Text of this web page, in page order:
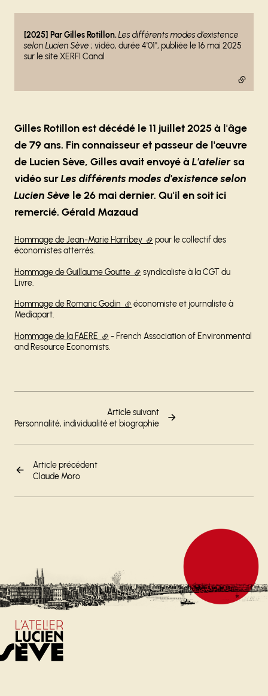
- lien externe
[2025] Par Gilles Rotillon.Les différents modes d'existence
selon Lucien Sève ; vidéo, durée 4'01'', publiée le 16 mai 2025
sur le site XERFI Canal
Gilles Rotillon est décédé le 11 juillet 2025 à l'âge
de 79 ans. Fin connaisseur et passeur de l'œuvre
de Lucien Sève, Gilles avait envoyé àL'ateliersa
vidéo surLes différents modes d'existence selon
Lucien Sève le 26 mai dernier. Qu'il en soit ici
remercié. Gérald Mazaud
Hommage de Jean-Marie Harribey (lien externe)
pour le collectif des
économistes atterrés.
Hommage de Guillaume Goutte (lien externe)
syndicaliste à la CGT du
Livre.
Hommage de Romaric Godin (lien externe)
économiste et journaliste à
Mediapart.
Hommage de la FAERE (lien externe)
- French Association of Environmental
and Resource Economists.
Article précédent
Claude Moro
Article suivant
Personnalité, individualité et biographie